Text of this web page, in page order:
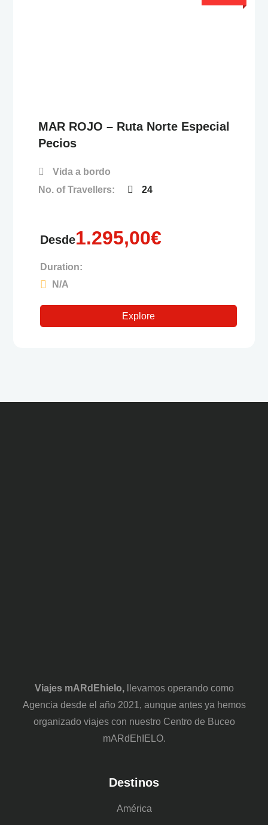
MAR ROJO – Ruta Norte Especial
Pecios
Vida a bordo
No. of Travellers:
24
Desde1.295,00€
Duration:
N/A
Explore
Viajes mARdEhielo,
llevamos operando como
Agencia desde el año 2021, aunque antes ya hemos
organizado viajes con nuestro Centro de Buceo
mARdEhIELO.
Destinos
América